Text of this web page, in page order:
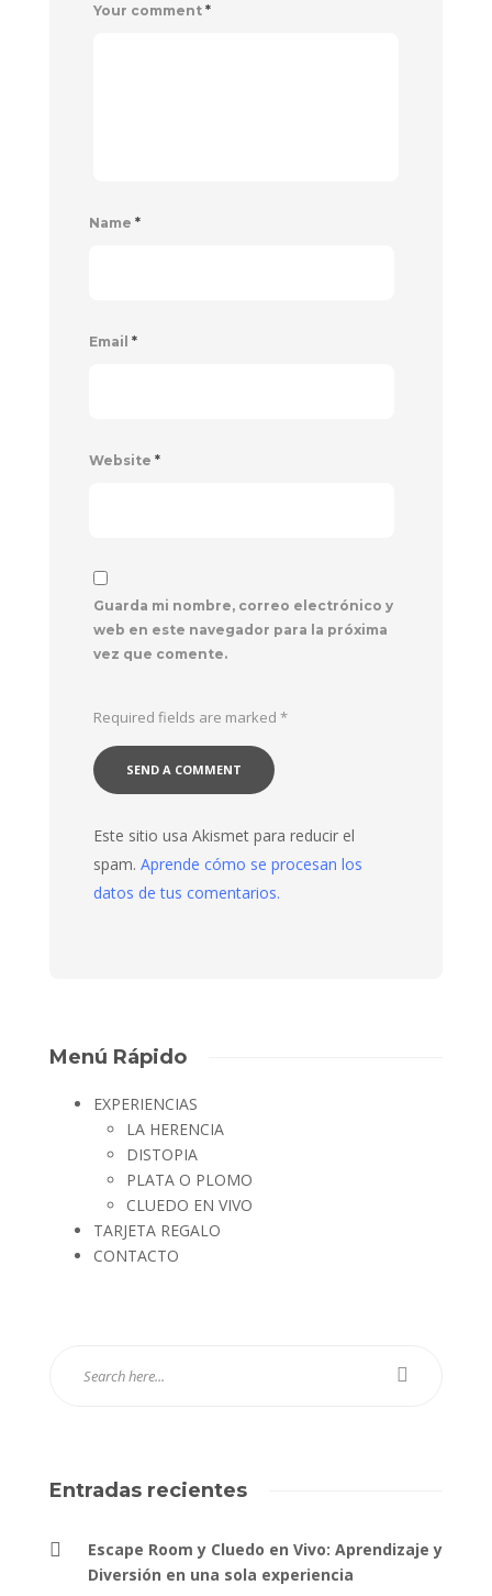
Your comment *
Name *
Email *
Website *
Guarda mi nombre, correo electrónico y
web en este navegador para la próxima
vez que comente.
Required fields are marked *
Este sitio usa Akismet para reducir el
spam. Aprende cómo se procesan los
datos de tus comentarios.
Menú Rápido
EXPERIENCIAS
LA HERENCIA
DISTOPIA
PLATA O PLOMO
CLUEDO EN VIVO
TARJETA REGALO
CONTACTO
Entradas recientes
Escape Room y Cluedo en Vivo: Aprendizaje y
Diversión en una sola experiencia